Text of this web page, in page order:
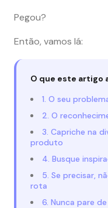
Pegou?
Então, vamos lá:
O que este artigo
1. O seu
2. O
3. Capriche na
produto
4. Busque
5. Se precisar,
rota
6. Nunca pare